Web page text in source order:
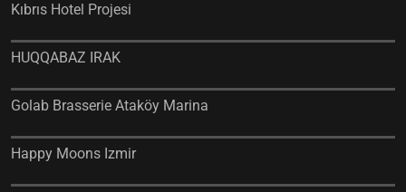
Kıbrıs Hotel Projesi
HUQQABAZ IRAK
Golab Brasserie Ataköy Marina
Happy Moons Izmir